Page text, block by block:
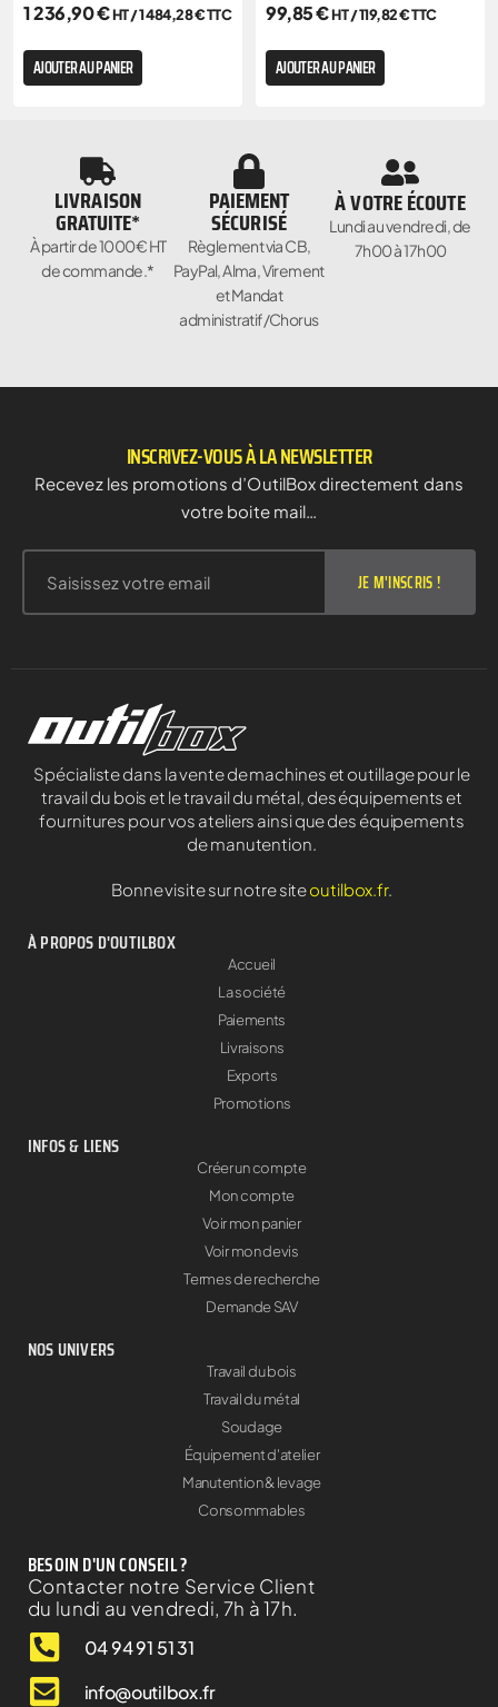
1 236,90€HT /1 484,28€TTC
AJOUTER AU PANIER
99,85€HT /119,82€TTC
AJOUTER AU PANIER
LIVRAISON
GRATUITE*
À partir de 1000€ HT
de commande.*
PAIEMENT
SÉCURISÉ
Règlement via CB,
PayPal, Alma, Virement
et Mandat
administratif/Chorus
À VOTRE ÉCOUTE
Lundi au vendredi, de
7h00 à 17h00
INSCRIVEZ-VOUS À LA NEWSLETTER
Recevez les promotions d’OutilBox directement dans
votre boite mail…
JE M'INSCRIS !
Spécialiste dans la vente de machines et outillage pour le
travail du bois et le travail du métal, des équipements et
fournitures pour vos ateliers ainsi que des équipements
de manutention.
Bonne visite sur notre siteoutilbox.fr.
À PROPOS D'OUTILBOX
Accueil
La société
Paiements
Livraisons
Exports
Promotions
INFOS & LIENS
Créer un compte
Mon compte
Voir mon panier
Voir mon devis
Termes de recherche
Demande SAV
NOS UNIVERS
Travail du bois
Travail du métal
Soudage
Équipement d'atelier
Manutention & levage
Consommables
BESOIN D'UN CONSEIL ?
Contacter notre Service Client
du lundi au vendredi, 7h à 17h.
04 94 91 51 31
info@outilbox.fr